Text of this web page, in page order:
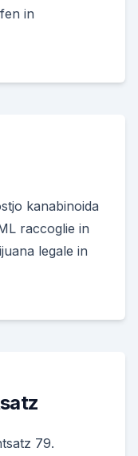
in
kanabinoida
raccoglie in
legale in
79.